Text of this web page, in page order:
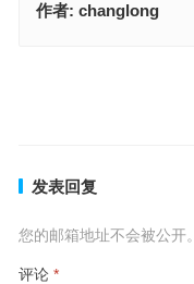
作者: changlong
发表回复
您的邮箱地址不会被公开。
评论 *